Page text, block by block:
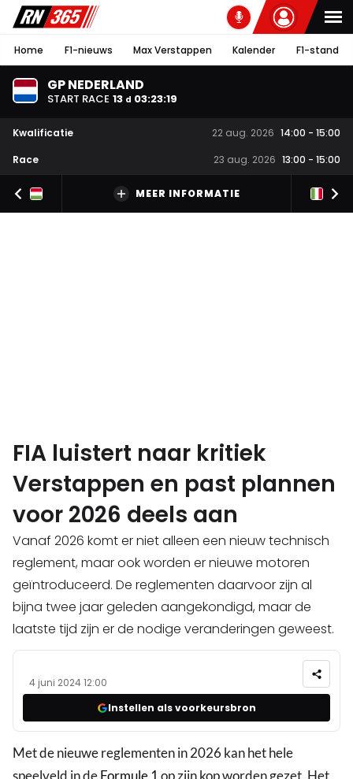
Home F1-nieuws Max Verstappen Kalender F1-stand
GP NEDERLAND
START RACE 13 d 03:23:18
Kwalificatie 22 aug. 2026 14:00 - 15:00
Race
23 aug. 2026 13:00 - 15:00
MEER INFORMATIE
FIA luistert naar kritiek
Verstappen en past plannen
voor 2026 deels aan
Vanaf 2026 komt er niet alleen een nieuw technisch
reglement, maar ook worden er nieuwe motoren
geïntroduceerd. De reglementen daarvoor zijn al
bijna twee jaar geleden aangekondigd, maar de
laatste tijd zijn er de nodige veranderingen geweest.
4 juni 2024 12:00
Instellen als voorkeursbron
Met de nieuwe reglementen in 2026 kan het hele
speelveld in deFormule 1op zijn kop worden gezet. Het